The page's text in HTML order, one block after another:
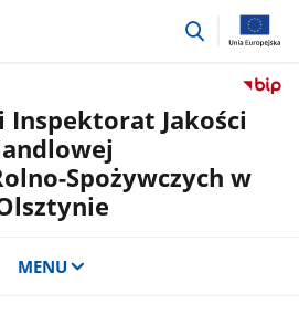
przejdź
Inspektorat Jakości
Spożywczych w
MENU